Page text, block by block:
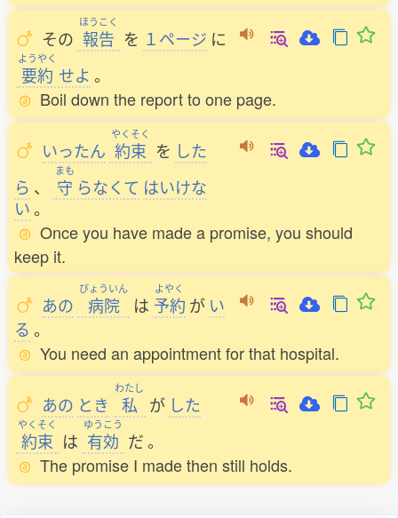
その
ほうこく
報告 を １ページ に
ようやく
要約 せよ 。
Boil down the report to one page.
いったん
やくそく
約束 を した
ら 、
まも
守 らなくて はいけな
い。
Once you have made a promise, you should
keep it.
あの
びょういん
病院 は
よやく
予約 が い
る 。
You need an appointment for that hospital.
あの とき
わたし
私 が した
やくそく
約束 は
ゆうこう
有効 だ。
The promise I made then still holds.